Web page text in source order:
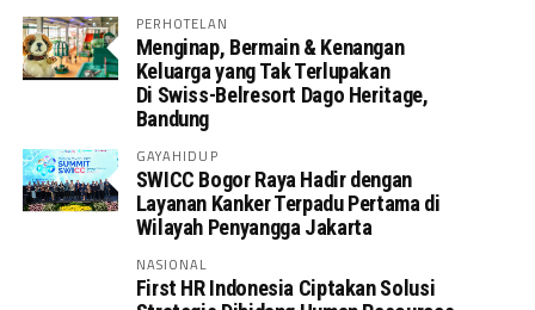
PERHOTELAN
Menginap, Bermain & Kenangan
Keluarga yang Tak Terlupakan
Di Swiss-Belresort Dago Heritage,
Bandung
GAYAHIDUP
SWICC Bogor Raya Hadir dengan
Layanan Kanker Terpadu Pertama di
Wilayah Penyangga Jakarta
NASIONAL
First HR Indonesia Ciptakan Solusi